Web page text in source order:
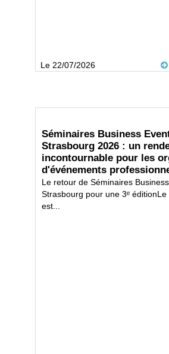
Le 22/07/2026
Séminaires Business
Strasbourg 2026 : un
incontournable pour les
d'événements
Le retour de Séminaires
Strasbourg pour une 3ᵉ
est...